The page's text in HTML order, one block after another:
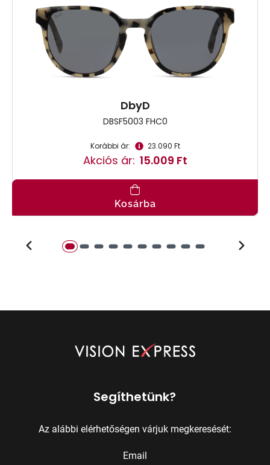
DbyD
DBSF5003 FHC0
Korábbi ár: 23.090 Ft
Akciós ár: 15.009 Ft
Kosárba
Segíthetünk?
Az alábbi elérhetőségen várjuk megkeresését:
Email